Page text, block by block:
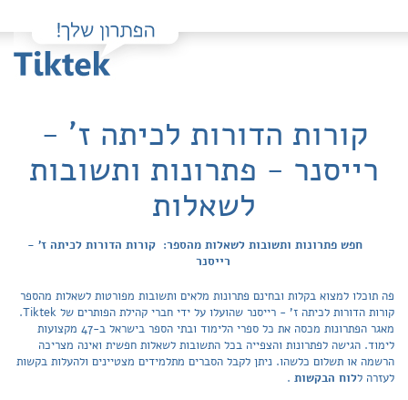
קורות הדורות לכיתה ז' -
רייסנר - פתרונות ותשובות
לשאלות
חפש פתרונות ותשובות לשאלות מהספר: קורות הדורות לכיתה ז' -
רייסנר
פה תוכלו למצוא בקלות ובחינם פתרונות מלאים ותשובות מפורטות לשאלות מהספר
קורות הדורות לכיתה ז' - רייסנר שהועלו על ידי חברי קהילת הפותרים של Tiktek.
מאגר הפתרונות מכסה את כל ספרי הלימוד ובתי הספר בישראל ב-47 מקצועות
לימוד. הגישה לפתרונות והצפייה בכל התשובות לשאלות חפשית ואינה מצריכה
הרשמה או תשלום כלשהו. ניתן לקבל הסברים מתלמידים מצטיינים ולהעלות בקשות
לעזרה ללוח הבקשות .